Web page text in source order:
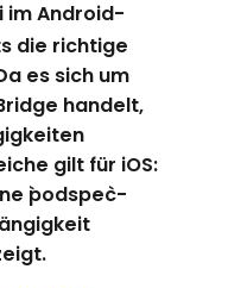
im Android-
die richtige
es sich um
handelt,
gilt für iOS:
`podspec`-